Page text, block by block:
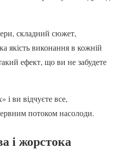
складний сюжет,
якість виконання в кожній
ефект, що ви не забудете
і ви відчуєте все,
потоком насолоди.
і жорстока